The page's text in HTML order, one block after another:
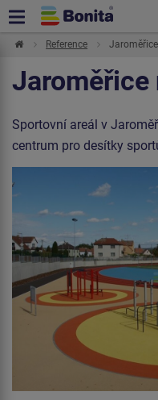
Reference
Jaroměřice
Sportovní areál v
centrum pro desítky